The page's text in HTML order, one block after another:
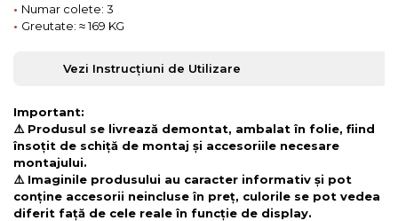
• Numar colete: 3
• Greutate: ≈ 169 KG
Vezi Instrucțiuni de Utilizare
Important:
⚠️ Produsul se livrează demontat, ambalat în folie, fiind
însoțit de schiță de montaj și accesoriile necesare
montajului.
⚠️ Imaginile produsului au caracter informativ și pot
conține accesorii neincluse în preț, culorile se pot vedea
diferit față de cele reale în funcție de display.